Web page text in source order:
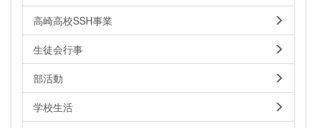
高崎高校SSH事業
生徒会行事
部活動
学校生活